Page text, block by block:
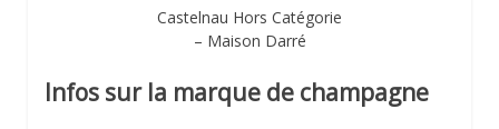
Castelnau Hors Catégorie
– Maison Darré
Infos sur la marque de champagne